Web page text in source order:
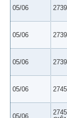
05/06
05/06
05/06
05/06
05/06